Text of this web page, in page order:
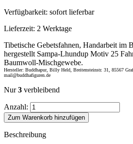
Verfügbarkeit: sofort lieferbar
Lieferzeit: 2 Werktage
Tibetische Gebetsfahnen, Handarbeit im
hergestellt Sampa-Lhundup Motiv 25
Baumwoll-Mischgewebe.
Hersteller: Buddhapur, Billy Held, Breitensteinstr. 31, 85567
mail@buddhafiguren.de
Nur3 verbleibend
Anzahl:
Zum Warenkorb hinzufügen
Beschreibung